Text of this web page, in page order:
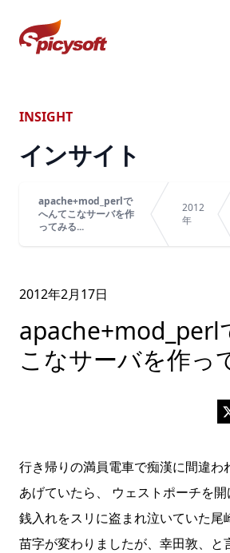
スパイシーソフト株式会社
INSIGHT
インサイト
apache+mod_perlで
へんてこなサーバを作
ってみる...
2012
年
2012年2月17日
apache+mod_perl
こなサーバを作っ
行き帰りの満員電車で痴漢に間違わ
あげていたら、 ウェストポーチを
銭入れをスリに盗まれ泣いていた尾
苗字が変わりましたが、幸田敦、と